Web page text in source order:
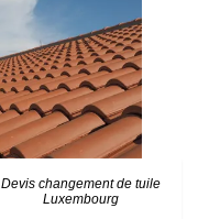
Devis changement de tuile
Luxembourg